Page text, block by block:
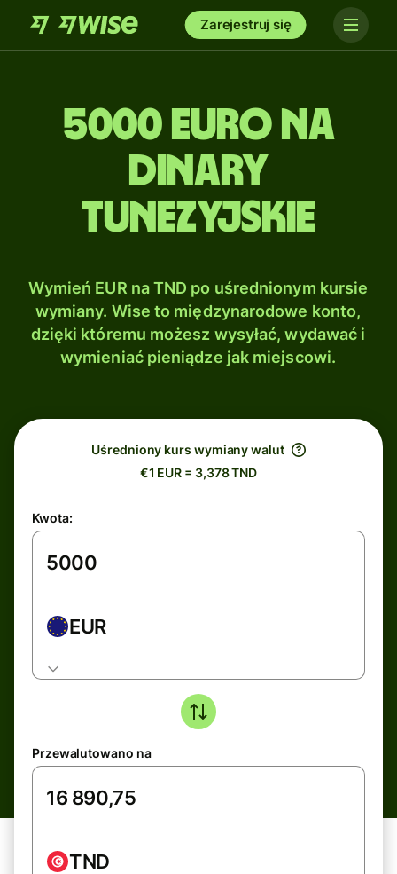
Zarejestruj się
5000 Euro na
Dinary
tunezyjskie
Wymień EUR na TND po uśrednionym kursie
wymiany. Wise to międzynarodowe konto,
dzięki któremu możesz wysyłać, wydawać i
wymieniać pieniądze jak miejscowi.
Uśredniony kurs wymiany walut
€1 EUR = 3,378 TND
Kwota:
EUR
Przewalutowano na
TND